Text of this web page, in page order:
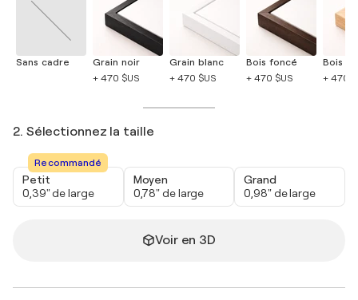
Sans cadre
Grain noir
+ 470 $US
Grain blanc
+ 470 $US
Bois foncé
+ 470 $US
Bois
+ 470
2. Sélectionnez la taille
Recommandé
Petit
0,39" de large
Moyen
0,78" de large
Grand
0,98" de large
Voir en 3D